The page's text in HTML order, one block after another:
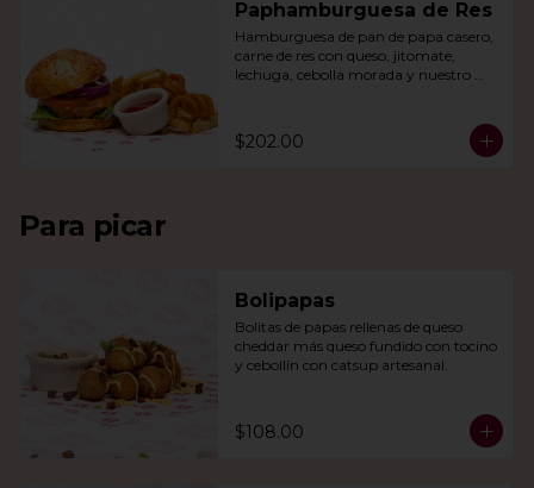
Paphamburguesa de Res
Hamburguesa de pan de papa casero,
carne de res con queso, jitomate,
lechuga, cebolla morada y nuestro
$202.00
Para picar
Bolipapas
Bolitas de papas rellenas de queso
cheddar más queso fundido con tocino
y cebollín con catsup artesanal.
$108.00